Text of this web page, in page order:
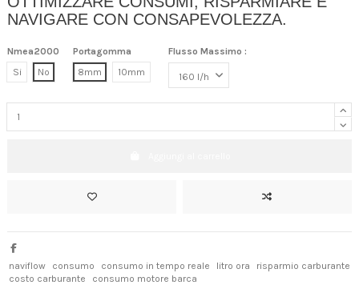
NAVIGARE CON CONSAPEVOLEZZA.
Nmea2000
Si
No
Portagomma
8mm
10mm
Flusso Massimo :
naviflow consumo consumo in tempo reale litro ora
risparmio carburante
costo carburante
consumo motore barca